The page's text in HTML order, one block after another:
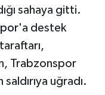
sahaya gitti.
'a destek
Trabzonspor
uğradı.